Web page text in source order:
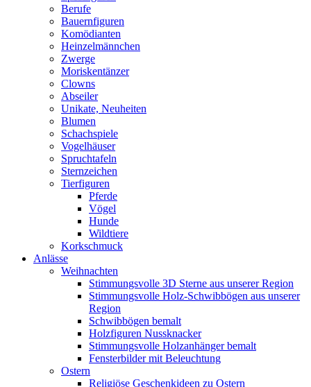
Berufe
Bauernfiguren
Komödianten
Heinzelmännchen
Zwerge
Moriskentänzer
Clowns
Abseiler
Unikate, Neuheiten
Blumen
Schachspiele
Vogelhäuser
Spruchtafeln
Sternzeichen
Tierfiguren
Pferde
Vögel
Hunde
Wildtiere
Korkschmuck
Anlässe
Weihnachten
Stimmungsvolle 3D Sterne aus unserer Region
Stimmungsvolle Holz-Schwibbögen aus unserer
Region
Schwibbögen bemalt
Holzfiguren Nussknacker
Stimmungsvolle Holzanhänger bemalt
Fensterbilder mit Beleuchtung
Ostern
Religiöse Geschenkideen zu Ostern